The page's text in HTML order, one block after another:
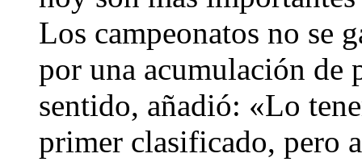
Los campeonatos no se
por una acumulación de
sentido, añadió: «Lo
primer clasificado, pero